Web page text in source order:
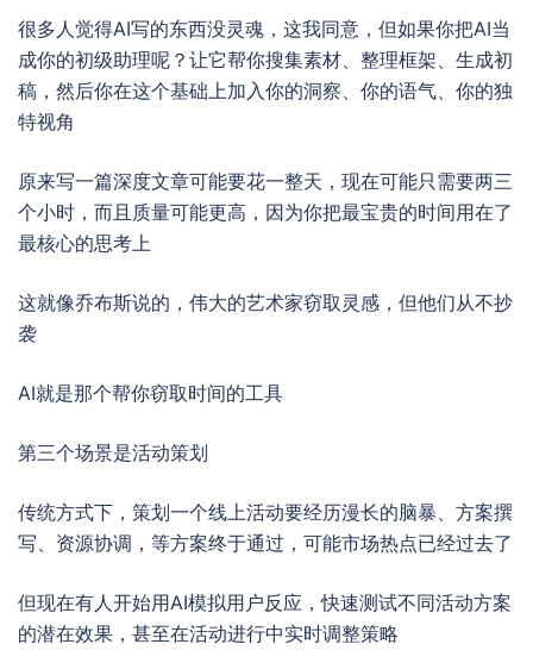
很多人觉得AI写的东西没灵魂，这我同意，但如果你把AI当
成你的初级助理呢？让它帮你搜集素材、整理框架、生成初
稿，然后你在这个基础上加入你的洞察、你的语气、你的独
特视角
原来写一篇深度文章可能要花一整天，现在可能只需要两三
个小时，而且质量可能更高，因为你把最宝贵的时间用在了
最核心的思考上
这就像乔布斯说的，伟大的艺术家窃取灵感，但他们从不抄
袭
AI就是那个帮你窃取时间的工具
第三个场景是活动策划
传统方式下，策划一个线上活动要经历漫长的脑暴、方案撰
写、资源协调，等方案终于通过，可能市场热点已经过去了
但现在有人开始用AI模拟用户反应，快速测试不同活动方案
的潜在效果，甚至在活动进行中实时调整策略